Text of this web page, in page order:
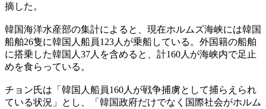
摘した。
韓国海洋水産部の集計によると、現在ホルムズ海峡には韓国
船舶26隻に韓国人船員123人が乗船している。外国籍の船舶
に搭乗した韓国人37人を含めると、計160人が海峡内で足止
めを食らっている。
チョン氏は「韓国人船員160人が戦争捕虜として捕らえられ
ている状況」とし、「韓国政府だけでなく国際社会がホルム